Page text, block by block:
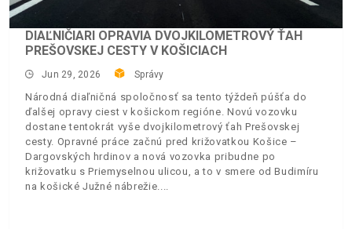
DIAĽNIČIARI OPRAVIA DVOJKILOMETROVÝ ŤAH
PREŠOVSKEJ CESTY V KOŠICIACH
Jun 29, 2026 Správy
Národná diaľničná spoločnosť sa tento týždeň púšťa do
ďalšej opravy ciest v košickom regióne. Novú vozovku
dostane tentokrát vyše dvojkilometrový ťah Prešovskej
cesty. Opravné práce začnú pred križovatkou Košice –
Dargovských hrdinov a nová vozovka pribudne po
križovatku s Priemyselnou ulicou, a to v smere od Budimíru
na košické Južné nábrežie.